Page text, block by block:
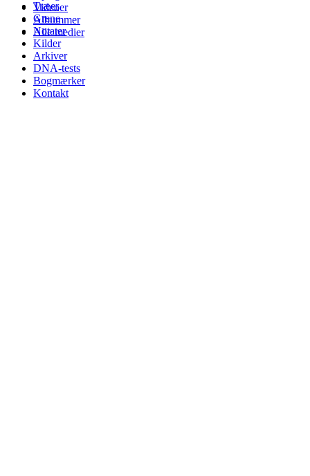
Videoer
Albummer
Alle medier
Træer
Grene
Notater
Kilder
Arkiver
DNA-tests
Bogmærker
Kontakt